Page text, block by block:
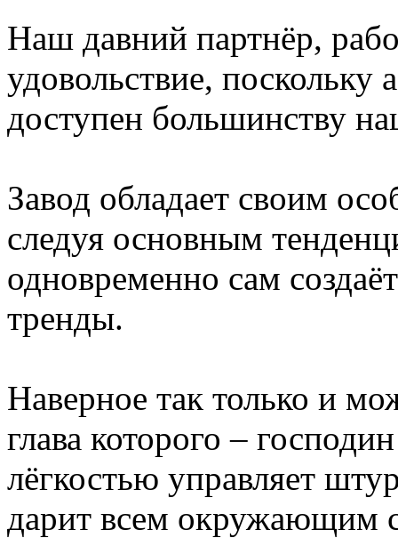
Наш давний партнёр,
удовольствие,
доступен большинству
Завод обладает своим
следуя основным
одновременно сам
тренды.
Наверное так только и
глава которого –
лёгкостью управляет
дарит всем окружающим